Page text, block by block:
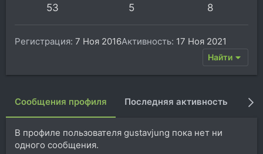
53 5 8
Регистрация 7 Ноя 2016Активность 17 Ноя 2021
Найти
Сообщения профиля Последняя активность
В профиле пользователя gustavjung пока нет ни
одного сообщения.